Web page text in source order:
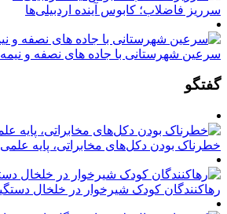
سرریز فاضلاب؛ کابوس آینده اردبیلی‌ها
سرعین شهرستانی با جاده های نصفه و نیمه
گفتگو
خطرناک بودن دکل‌های مخابراتی، پایه علمی
رهاکنندگان کودک شیرخوار در خلخال